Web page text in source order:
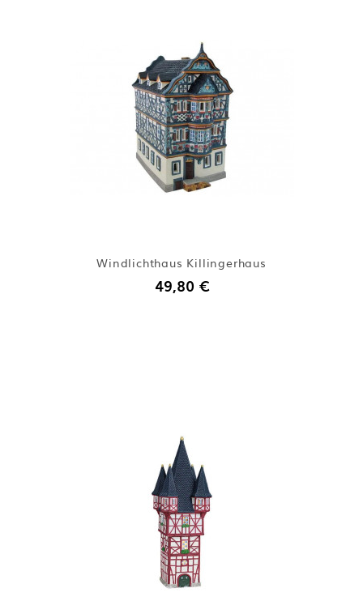
Windlichthaus Killingerhaus
49,80 €